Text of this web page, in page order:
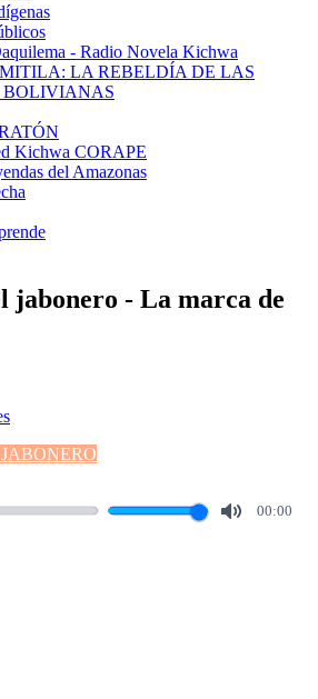
- Radio Novela Kichwa
LA REBELDÍA DE LAS
BOLIVIANAS
Kichwa CORAPE
del Amazonas
jabonero - La marca de
00:00